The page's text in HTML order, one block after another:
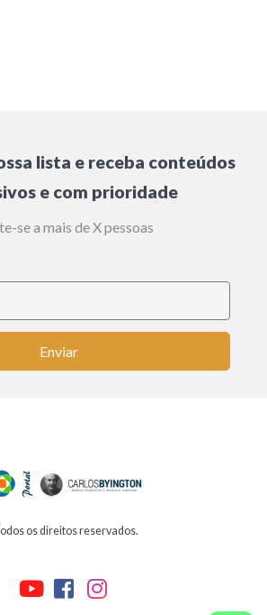
lista e receba conteúdos
e com prioridade
se a mais de X pessoas
Enviar
os direitos reservados.